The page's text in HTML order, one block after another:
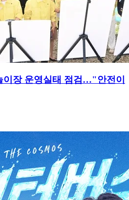
이장 운영실태 점검…"안전이